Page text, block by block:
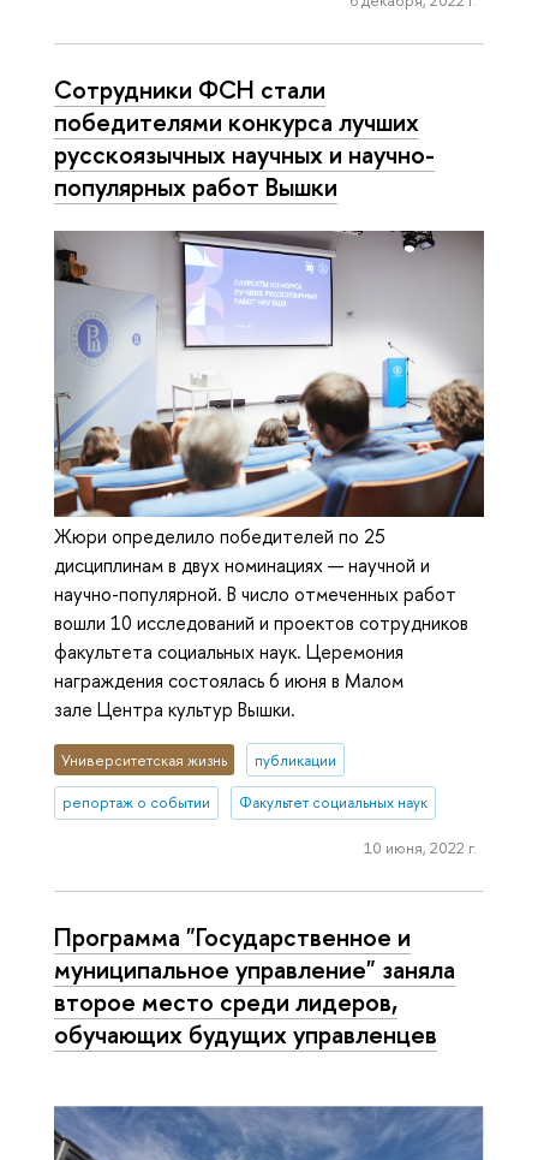
Сотрудники ФСН стали
победителями конкурса лучших
русскоязычных научных и научно-
популярных работ Вышки
Жюри определило победителей по 25
дисциплинам в двух номинациях — научной и
научно-популярной. В число отмеченных работ
вошли 10 исследований и проектов сотрудников
факультета социальных наук. Церемония
награждения состоялась 6 июня в Малом
зале Центра культур Вышки.
Университетская жизнь публикации
репортаж о событии Факультет социальных наук
10 июня, 2022 г.
Программа "Государственное и
муниципальное управление" заняла
второе место среди лидеров,
обучающих будущих управленцев